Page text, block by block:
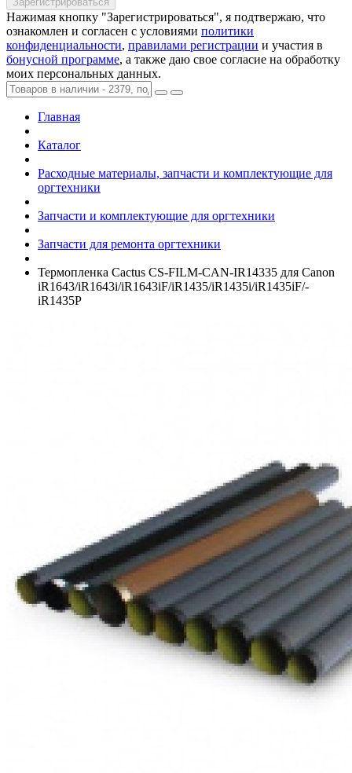
Нажимая кнопку "Зарегистрироваться", я подтвержаю, что
ознакомлен и согласен с условиями политики
конфиденциальности, правилами регистрации и участия в
бонусной программе, а также даю свое согласие на обработку
моих персональных данных.
Главная
Каталог
Расходные материалы, запчасти и комплектующие для
оргтехники
Запчасти и комплектующие для оргтехники
Запчасти для ремонта оргтехники
Термопленка Cactus CS-FILM-CAN-IR14335 для Canon
iR1643/­iR1643i/­iR1643iF/­iR1435/­iR1435i/­iR1435iF/­
iR1435P